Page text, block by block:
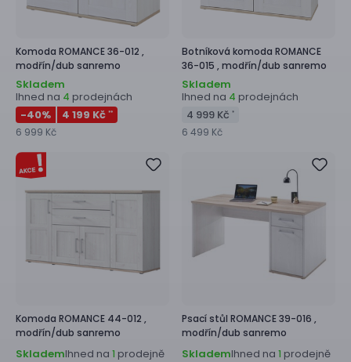
Komoda ROMANCE 36-012 ,
modřín/dub sanremo
Skladem
Ihned na 4 prodejnách
-40% 4 199 Kč **
6 999 Kč
Botníková komoda ROMANCE
36-015 , modřín/dub sanremo
Skladem
Ihned na 4 prodejnách
4 999 Kč *
6 499 Kč
Komoda ROMANCE 44-012 ,
modřín/dub sanremo
SklademIhned na 1 prodejně
Psací stůl ROMANCE 39-016 ,
modřín/dub sanremo
SklademIhned na 1 prodejně